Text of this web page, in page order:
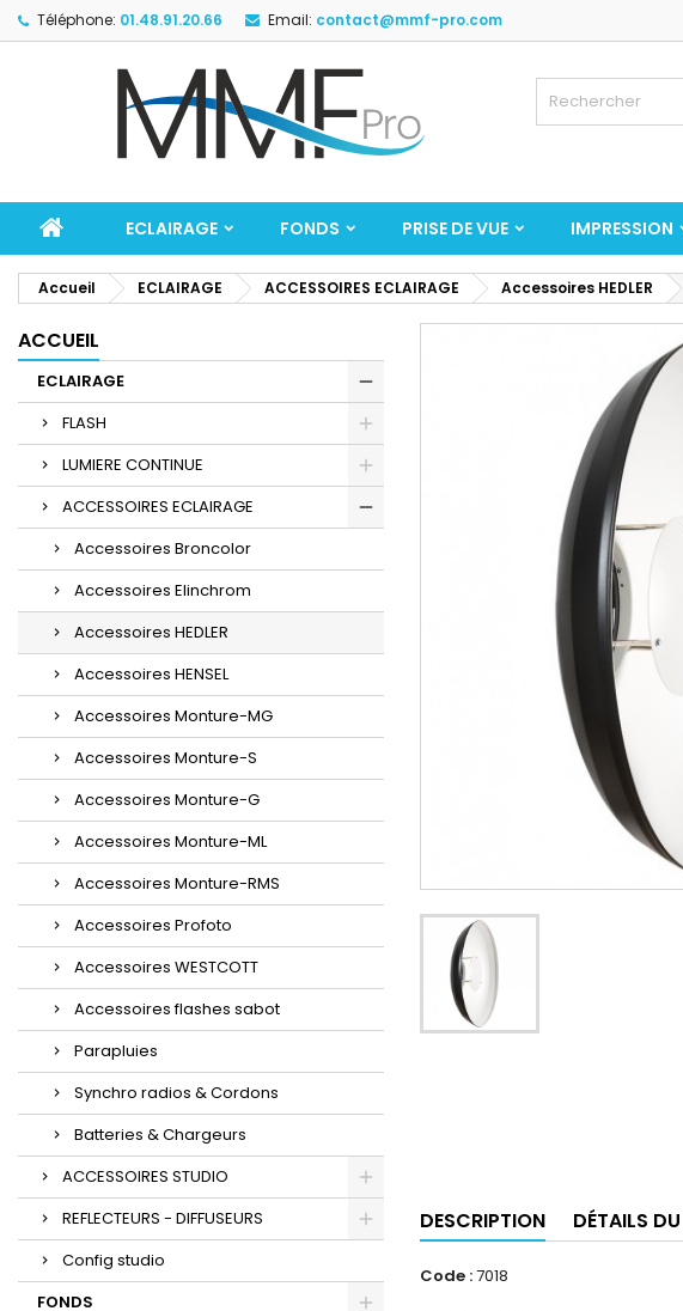
Téléphone: 01.48.91.20.66 Email: contact@mmf-pro.com
ECLAIRAGE FONDS PRISE DE VUE IMPRESSION
Accueil ECLAIRAGE ACCESSOIRES ECLAIRAGE Accessoires HEDLER
ACCUEIL
ECLAIRAGE
FLASH
LUMIERE CONTINUE
ACCESSOIRES ECLAIRAGE
Accessoires Broncolor
Accessoires Elinchrom
Accessoires HEDLER
Accessoires HENSEL
Accessoires Monture-MG
Accessoires Monture-S
Accessoires Monture-G
Accessoires Monture-ML
Accessoires Monture-RMS
Accessoires Profoto
Accessoires WESTCOTT
Accessoires flashes sabot
Parapluies
Synchro radios & Cordons
Batteries & Chargeurs
ACCESSOIRES STUDIO
REFLECTEURS - DIFFUSEURS
Config studio
FONDS
DESCRIPTION DÉTAILS
Code :7018